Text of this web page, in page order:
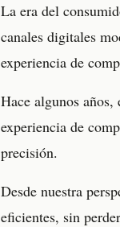
La era del
canales digitales
experiencia de
Hace algunos
experiencia de
precisión.
Desde nuestra
eficientes, sin